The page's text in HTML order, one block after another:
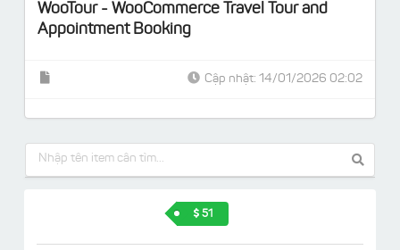
WooTour - WooCommerce Travel Tour and
Appointment Booking
Cập nhật: 14/01/2026 02:02
51